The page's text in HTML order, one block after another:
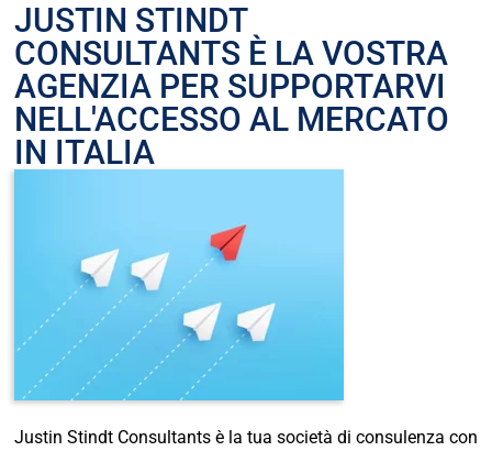
JUSTIN STINDT
CONSULTANTS È LA VOSTRA
AGENZIA PER SUPPORTARVI
NELL'ACCESSO AL MERCATO
IN ITALIA
Justin Stindt Consultants è la tua società di consulenza con